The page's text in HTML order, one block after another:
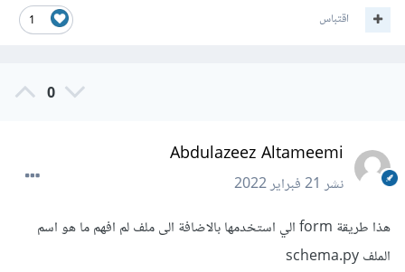
1 اقتباس
0
Abdulazeez Altameemi
نشر21 فبراير 2022
هذا طريقة form الي استخدمها بالاضافة الى ملف لم افهم ما هو اسم
الملف schema.py